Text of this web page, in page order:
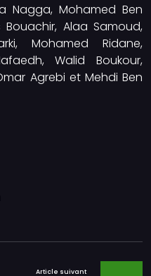
Nagga, Mohamed Ben
Bouachir, Alaa Samoud,
Mohamed Ridane,
Walid Boukour,
Agrebi et Mehdi Ben
Article suivant